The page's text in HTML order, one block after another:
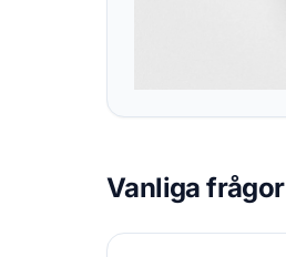
Vanliga frågor